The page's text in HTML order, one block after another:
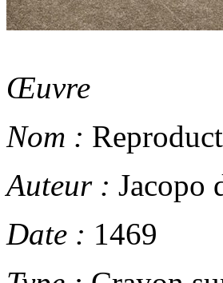
Œuvre
Nom :
Auteur : Jacopo
Date : 1469